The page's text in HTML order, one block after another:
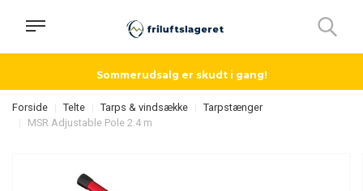
Sommerudsalg er skudt i gang!
Forside Telte Tarps & vindsække
Tarpstænger
MSR Adjustable Pole 2.4 m